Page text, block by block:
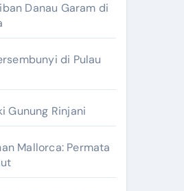
Danau Garam di
di Pulau
Gunung Rinjani
Mallorca: Permata